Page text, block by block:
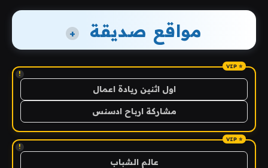
مواقع صديقة +
!
اول اثنين ريادة اعمال
مشاركة ارباح ادسنس
!
عالم الشباب